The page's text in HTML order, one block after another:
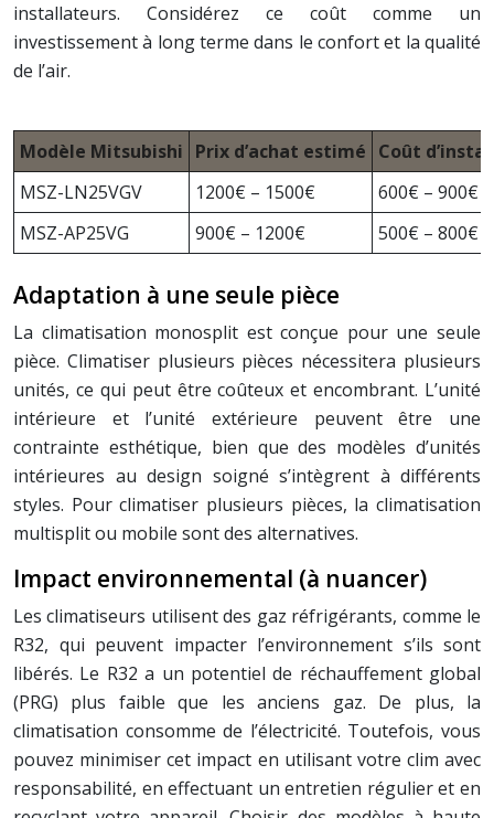
installateurs. Considérez ce coût comme un
investissement à long terme dans le confort et la qualité
de l’air.
Modèle Mitsubishi Prix d’achat estimé Coût
MSZ-LN25VGV
1200€ – 1500€
600€ – 900€
MSZ-AP25VG
900€ – 1200€ 500€ – 800€
Adaptation à une seule pièce
La climatisation monosplit est conçue pour une seule
pièce. Climatiser plusieurs pièces nécessitera plusieurs
unités, ce qui peut être coûteux et encombrant. L’unité
intérieure et l’unité extérieure peuvent être une
contrainte esthétique, bien que des modèles d’unités
intérieures au design soigné s’intègrent à différents
styles. Pour climatiser plusieurs pièces, la climatisation
multisplit ou mobile sont des alternatives.
Impact environnemental (à nuancer)
Les climatiseurs utilisent des gaz réfrigérants, comme le
R32, qui peuvent impacter l’environnement s’ils sont
libérés. Le R32 a un potentiel de réchauffement global
(PRG) plus faible que les anciens gaz. De plus, la
climatisation consomme de l’électricité. Toutefois, vous
pouvez minimiser cet impact en utilisant votre clim avec
responsabilité, en effectuant un entretien régulier et en